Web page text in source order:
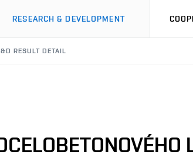
RESEARCH & DEVELOPMENT
RESULT DETAIL